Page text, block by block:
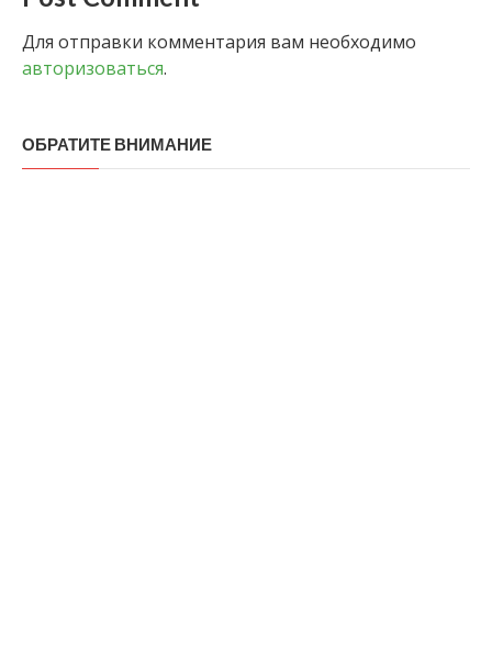
Для отправки комментария вам необходимо
авторизоваться.
ОБРАТИТЕ ВНИМАНИЕ